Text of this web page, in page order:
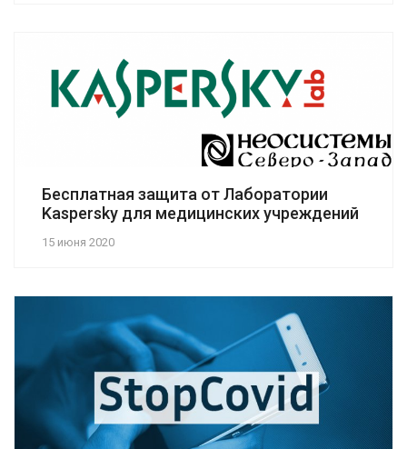
Бесплатная защита от Лаборатории
Kaspersky для медицинских учреждений
15 июня 2020